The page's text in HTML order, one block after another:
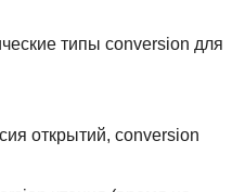
типы conversion для
открытий, conversion